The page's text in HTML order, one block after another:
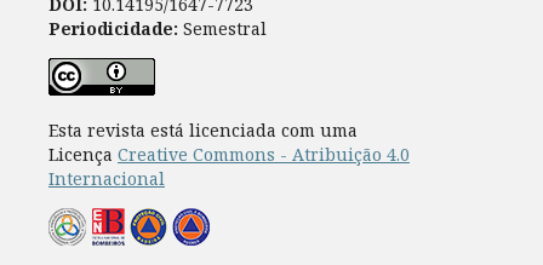
Periodicidade: Semestral
Esta revista está licenciada com uma
Licença Creative Commons - Atribuição 4.0
Internacional